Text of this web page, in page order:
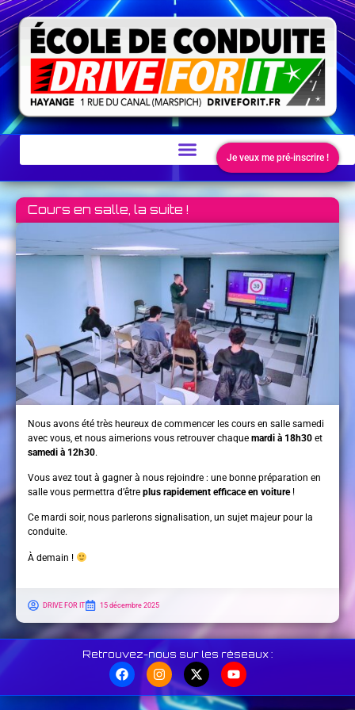
Je veux me pré-inscrire !
Cours en salle, la suite !
Nous avons été très heureux de commencer les cours en salle samedi
avec vous, et nous aimerions vous retrouver chaque mardi à 18h30 et
samedi à 12h30.
Vous avez tout à gagner à nous rejoindre : une bonne préparation en
salle vous permettra d’être plus rapidement efficace en voiture!
Ce mardi soir, nous parlerons signalisation, un sujet majeur pour la
conduite.
À demain !
DRIVE FOR IT 15 décembre 2025
Retrouvez-nous sur les réseaux :